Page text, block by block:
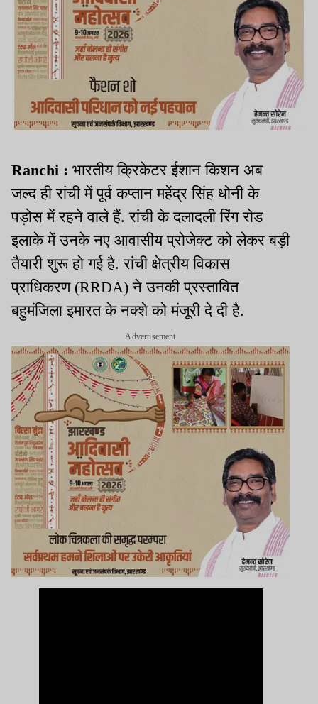
Ranchi : भारतीय क्रिकेटर ईशान किशन अब
जल्द ही रांची में पूर्व कप्तान महेंद्र सिंह धोनी के
पड़ोस में रहने वाले हैं. रांची के दलादली रिंग रोड
इलाके में उनके नए आवासीय प्रोजेक्ट को लेकर बड़ी
तैयारी शुरू हो गई है. रांची क्षेत्रीय विकास
प्राधिकरण (RRDA) ने उनकी प्रस्तावित
बहुमंजिला इमारत के नक्शे को मंजूरी दे दी है.
Advertisement